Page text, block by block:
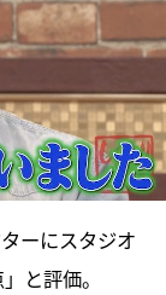
ーにスタジオ
と評価。